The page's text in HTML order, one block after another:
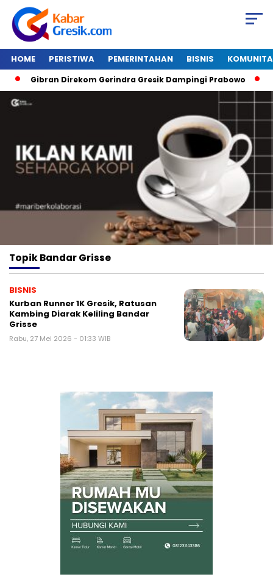
HOME PERISTIWA PEMERINTAHAN BISNIS
Gibran Direkom Gerindra Gresik Dampingi Prabowo
TopikBandar Grisse
BISNIS
Kurban Runner 1K Gresik, Ratusan
Kambing Diarak Keliling Bandar
Grisse
Rabu, 27 Mei 2026 - 01:33 WIB